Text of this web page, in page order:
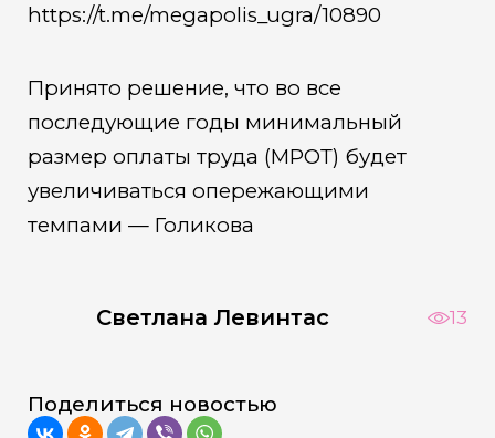
https://t.me/megapolis_ugra/10890
Принято решение, что во все
последующие годы минимальный
размер оплаты труда (МРОТ) будет
увеличиваться опережающими
темпами — Голикова
Светлана Левинтас 13
Поделиться новостью